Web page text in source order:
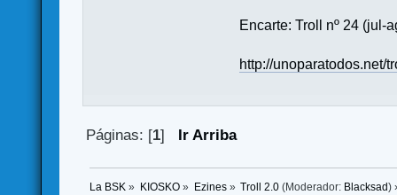
Encarte: Troll nº 24 (jul-
http://unoparatodos.net/
Páginas: [1] Ir Arriba
La BSK » KIOSKO» Ezines» Troll 2.0 (Moderador: Blacksad)